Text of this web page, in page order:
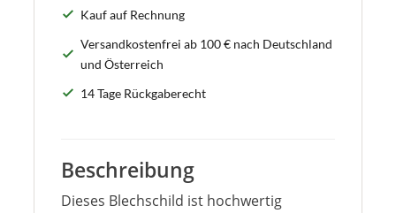
Kauf auf Rechnung
Versandkostenfrei ab 100 € nach Deutschland
und Österreich
14 Tage Rückgaberecht
Beschreibung
Dieses Blechschild ist hochwertig